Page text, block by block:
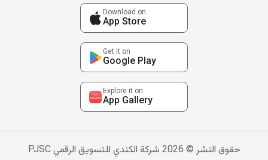
Download on
App Store
Get it on
Google Play
Explore it on
App Gallery
حقوق النشر © 2026 شركة الكندي للتسويق الرقمي PJSC